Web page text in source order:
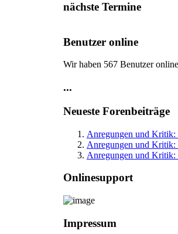
nächste Termine
Benutzer online
Wir haben 567 Benutzer online
...
Neueste Forenbeiträge
Anregungen und
Anregungen und Kritik:
Anregungen und Kritik:
Onlinesupport
Impressum